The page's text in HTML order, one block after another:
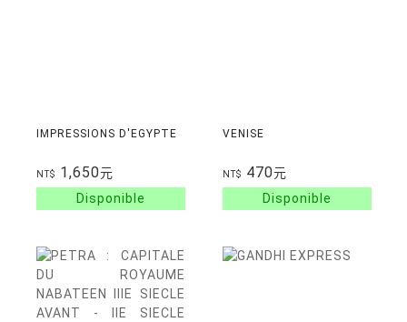
IMPRESSIONS D'EGYPTE
NT$ 1,650元
VENISE
NT$ 470元